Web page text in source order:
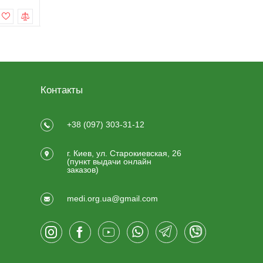
Контакты
+38 (097) 303-31-12
г. Киев, ул. Старокиевская, 26
(пункт выдачи онлайн
заказов)
medi.org.ua@gmail.com